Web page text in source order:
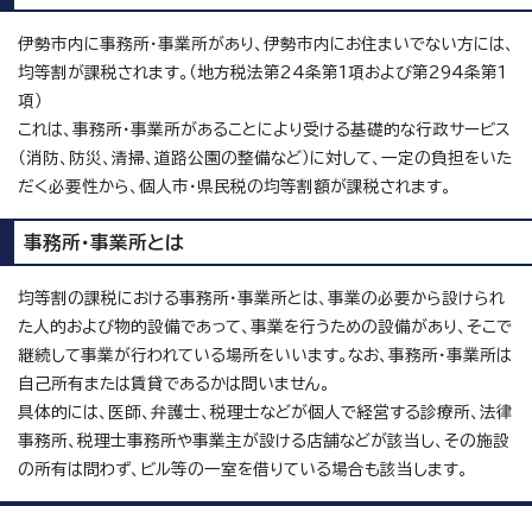
伊勢市内に事務所・事業所があり、伊勢市内にお住まいでない方には、
均等割が課税されます。（地方税法第24条第1項および第294条第1
項）
これは、事務所・事業所があることにより受ける基礎的な行政サービス
（消防、防災、清掃、道路公園の整備など）に対して、一定の負担をいた
だく必要性から、個人市・県民税の均等割額が課税されます。
事務所・事業所とは
均等割の課税における事務所・事業所とは、事業の必要から設けられ
た人的および物的設備であって、事業を行うための設備があり、そこで
継続して事業が行われている場所をいいます。なお、事務所・事業所は
自己所有または賃貸であるかは問いません。
具体的には、医師、弁護士、税理士などが個人で経営する診療所、法律
事務所、税理士事務所や事業主が設ける店舗などが該当し、その施設
の所有は問わず、ビル等の一室を借りている場合も該当します。